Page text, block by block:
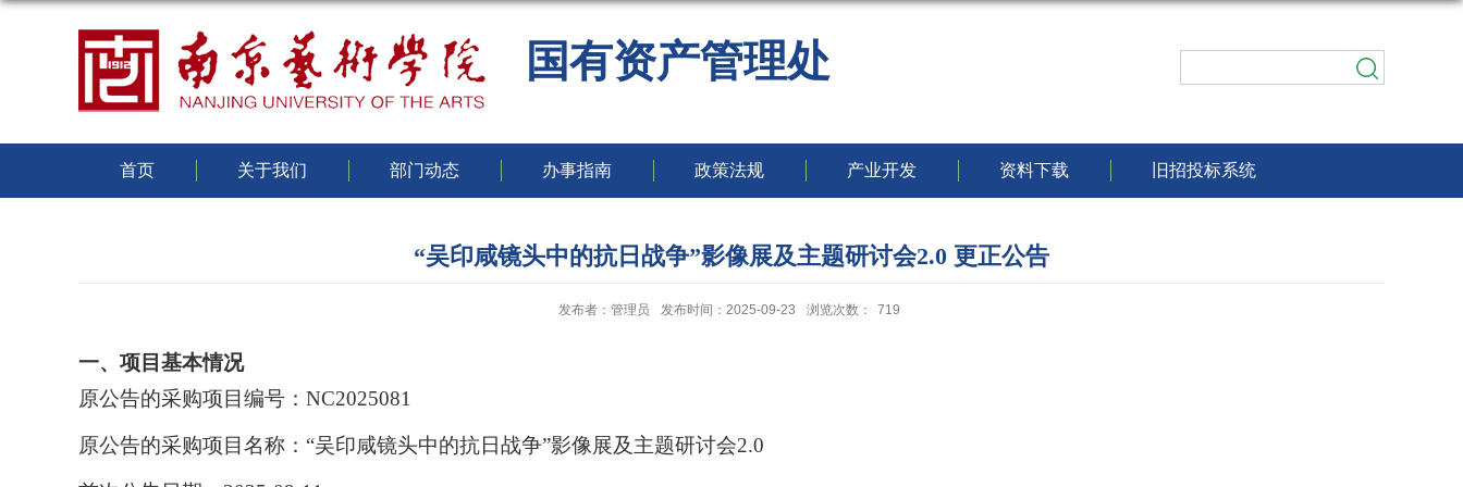
国有资产管理处
首页 关于我们 部门动态 办事指南 政策法规 产业开发 资料下载 旧招投标系统
“吴印咸镜头中的抗日战争”影像展及主题研讨会2.0 更正公告
发布者：管理员 发布时间：2025-09-23 浏览次数： 719
一、项目基本情况
原公告的采购项目编号： NC2025081
原公告的采购项目名称： “吴印咸镜头中的抗日战争”影像展及主题研讨会2.0